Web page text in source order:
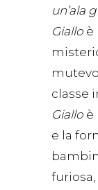
un’ala
Giallo è
classe
Giallo è
e la